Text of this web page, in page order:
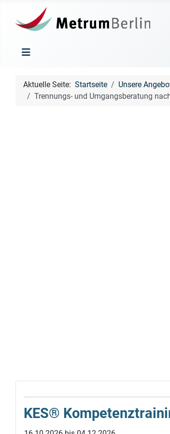
Aktuelle Seite: Startseite Unsere
Trennungs- und Umgangsberatung
KES®